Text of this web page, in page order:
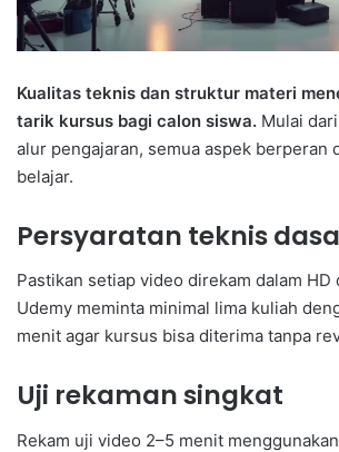
Kualitas teknis dan struktur materi
tarik kursus bagi calon siswa. Mulai
alur pengajaran, semua aspek berperan
belajar.
Persyaratan teknis
Pastikan setiap video direkam dalam HD
Udemy meminta minimal lima kuliah
menit agar kursus bisa diterima tanpa
Uji rekaman singkat
Rekam uji video 2–5 menit